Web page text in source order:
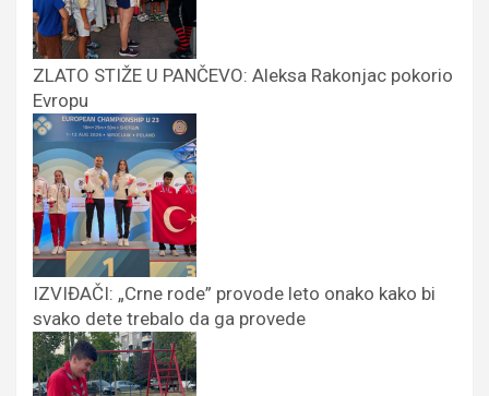
ZLATO STIŽE U PANČEVO: Aleksa Rakonjac pokorio
Evropu
IZVIĐAČI: „Crne rode” provode leto onako kako bi
svako dete trebalo da ga provede